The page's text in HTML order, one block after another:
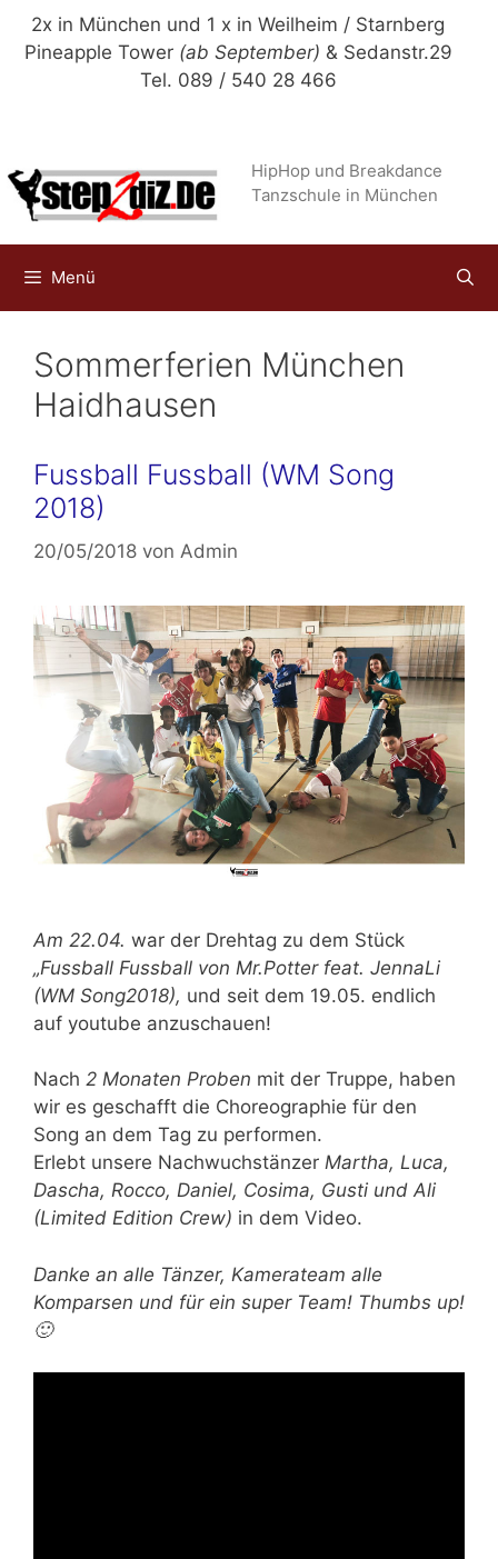
Zum
Inhalt
2x in München und 1 x in Weilheim / Starnberg
Pineapple Tower (ab September) & Sedanstr.29
Tel. 089 / 540 28 466
HipHop und Breakdance
Tanzschule in München
Menü
Sommerferien München
Haidhausen
Fussball Fussball (WM Song
2018)
20/05/2018 von Admin
Am 22.04. war der Drehtag zu dem Stück
„Fussball Fussball von Mr.Potter feat. JennaLi
(WM Song2018), und seit dem 19.05. endlich
auf youtube anzuschauen!
Nach 2 Monaten Proben mit der Truppe, haben
wir es geschafft die Choreographie für den
Song an dem Tag zu performen.
Erlebt unsere Nachwuchstänzer Martha, Luca,
Dascha, Rocco, Daniel, Cosima, Gusti und Ali
(Limited Edition Crew) in dem Video.
Danke an alle Tänzer, Kamerateam alle
Komparsen und für ein super Team! Thumbs up!
🙂